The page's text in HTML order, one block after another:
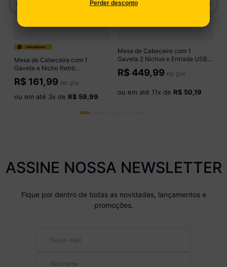
Mesa de Cabeceira com 1
Gaveta e Nicho Retrô
Multimóveis CR35503
Mel/Branco
R$ 161,99 no pix
ou em até 3x de R$ 59,99
Mesa de Cabeceira com 1
Gaveta 2 Nichos e Entrada USB
46cm Multimóveis CR35471
Cinamomo
R$ 449,99 no pix
ou em até 11x de R$ 50,19
ASSINE NOSSA NEWSLETTER
Fique por dentro de todas as novidades, lançamentos e
promoções.
Perder desconto